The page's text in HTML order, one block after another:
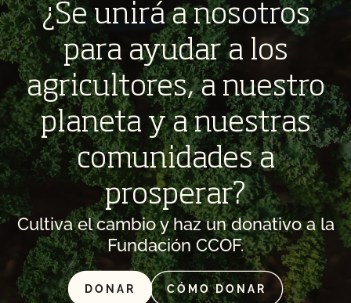
¿Se unirá a nosotros
para ayudar a los
agricultores, a nuestro
planeta y a nuestras
comunidades a
prosperar?
Cultiva el cambio y haz un donativo a la
Fundación CCOF.
DONAR CÓMO DONAR